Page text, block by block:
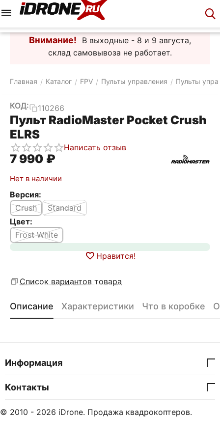
Внимание!
В выходные - 8 и 9 августа,
склад самовывоза не работает.
Главная / Каталог / FPV / Пульты управления / Пульты
КОД: 110266
Пульт RadioMaster Pocket Crush
ELRS
Написать отзыв
7 990 ₽
Нет в наличии
Версия:
Crush
Standard
Цвет:
Frost White
Нравится!
Список вариантов товара
Описание Характеристики Что в коробке
Информация
Контакты
© 2010 - 2026 iDrone. Продажа квадрокоптеров.
Корзина